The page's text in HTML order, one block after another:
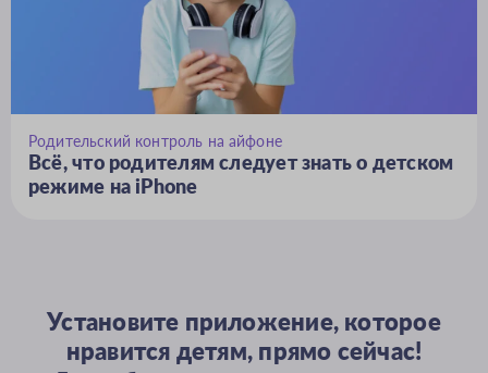
Родительский контроль на айфоне
Всё, что родителям следует знать о детском
режиме на iPhone
Установите приложение, которое
нравится детям, прямо сейчас!